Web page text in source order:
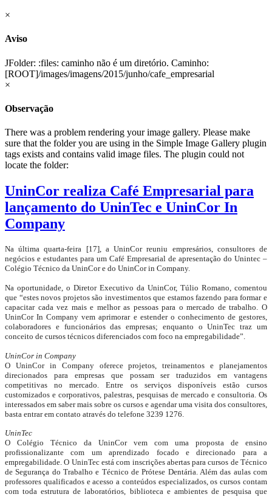
×
Aviso
JFolder: :files: caminho não é um diretório. Caminho:
[ROOT]/images/imagens/2015/junho/cafe_empresarial
×
Observação
There was a problem rendering your image gallery. Please make
sure that the folder you are using in the Simple Image Gallery plugin
tags exists and contains valid image files. The plugin could not
locate the folder:
UninCor realiza Café Empresarial para
lançamento do UninTec e UninCor In
Company
Na última quarta-feira [17], a UninCor reuniu empresários, consultores de
negócios e estudantes para um Café Empresarial de apresentação do Unintec –
Colégio Técnico da UninCor e do UninCor in Company.
Na oportunidade, o Diretor Executivo da UninCor, Túlio Romano, comentou
que “estes novos projetos são investimentos que estamos fazendo para formar e
capacitar cada vez mais e melhor as pessoas para o mercado de trabalho. O
UninCor In Company vem aprimorar e estender o conhecimento de gestores,
colaboradores e funcionários das empresas; enquanto o UninTec traz um
conceito de cursos técnicos diferenciados com foco na empregabilidade”.
UninCor in Company
O UninCor in Company oferece projetos, treinamentos e planejamentos
direcionados para empresas que possam ser traduzidos em vantagens
competitivas no mercado. Entre os serviços disponíveis estão cursos
customizados e corporativos, palestras, pesquisas de mercado e consultoria. Os
interessados em saber mais sobre os cursos e agendar uma visita dos consultores,
basta entrar em contato através do telefone 3239 1276.
UninTec
O Colégio Técnico da UninCor vem com uma proposta de ensino
profissionalizante com um aprendizado focado e direcionado para a
empregabilidade. O UninTec está com inscrições abertas para cursos de Técnico
de Segurança do Trabalho e Técnico de Prótese Dentária. Além das aulas com
professores qualificados e acesso a conteúdos especializados, os cursos contam
com toda estrutura de laboratórios, biblioteca e ambientes de pesquisa que